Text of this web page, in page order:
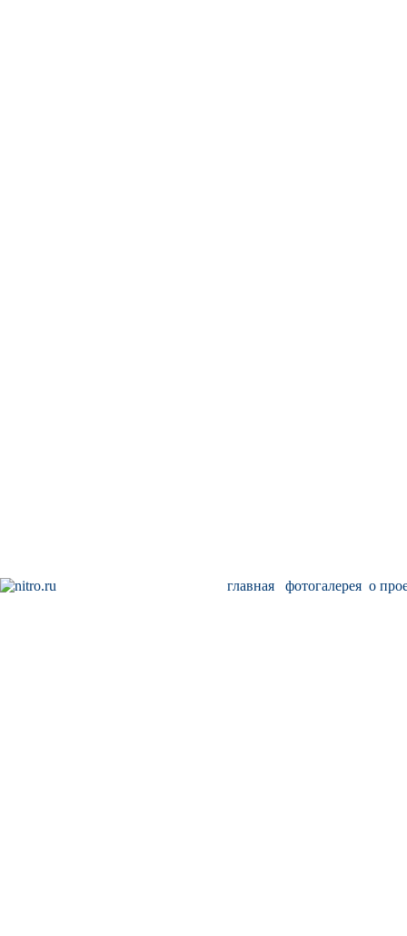
главная фотогалерея о